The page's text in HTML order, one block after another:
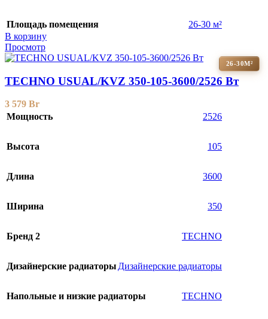
Площадь помещения
26-30 м²
В корзину
Просмотр
26-30М²
TECHNO USUAL/KVZ 350-105-3600/2526 Вт
3 579 Br
Мощность
2526
Высота 105
Длина 3600
Ширина 350
Бренд 2 TECHNO
Дизайнерские радиаторы Дизайнерские радиаторы
Напольные и низкие радиаторы TECHNO